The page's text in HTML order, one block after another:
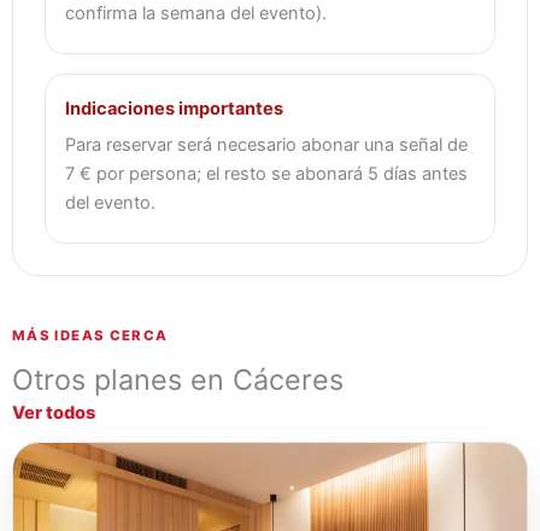
confirma la semana del evento).
Indicaciones importantes
Para reservar será necesario abonar una señal de
7 € por persona; el resto se abonará 5 días antes
del evento.
MÁS IDEAS CERCA
Otros planes en Cáceres
Ver todos